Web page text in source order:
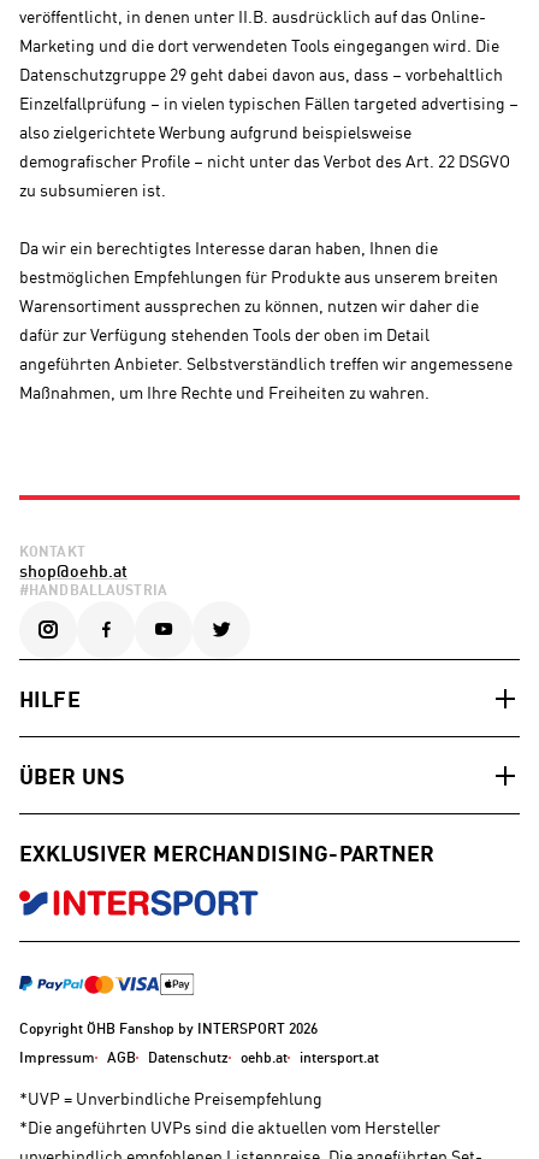
veröffentlicht, in denen unter II.B. ausdrücklich auf das Online-
Marketing und die dort verwendeten Tools eingegangen wird. Die
Datenschutzgruppe 29 geht dabei davon aus, dass – vorbehaltlich
Einzelfallprüfung – in vielen typischen Fällen targeted advertising –
also zielgerichtete Werbung aufgrund beispielsweise
demografischer Profile – nicht unter das Verbot des Art. 22 DSGVO
zu subsumieren ist.
Da wir ein berechtigtes Interesse daran haben, Ihnen die
bestmöglichen Empfehlungen für Produkte aus unserem breiten
Warensortiment aussprechen zu können, nutzen wir daher die
dafür zur Verfügung stehenden Tools der oben im Detail
angeführten Anbieter. Selbstverständlich treffen wir angemessene
Maßnahmen, um Ihre Rechte und Freiheiten zu wahren.
KONTAKT
shop@oehb.at
#HANDBALLAUSTRIA
HILFE
ÜBER UNS
EXKLUSIVER MERCHANDISING-PARTNER
Copyright ÖHB Fanshop by INTERSPORT 2026
Impressum
AGB Datenschutz oehb.at intersport.at
*UVP = Unverbindliche Preisempfehlung
*Die angeführten UVPs sind die aktuellen vom Hersteller